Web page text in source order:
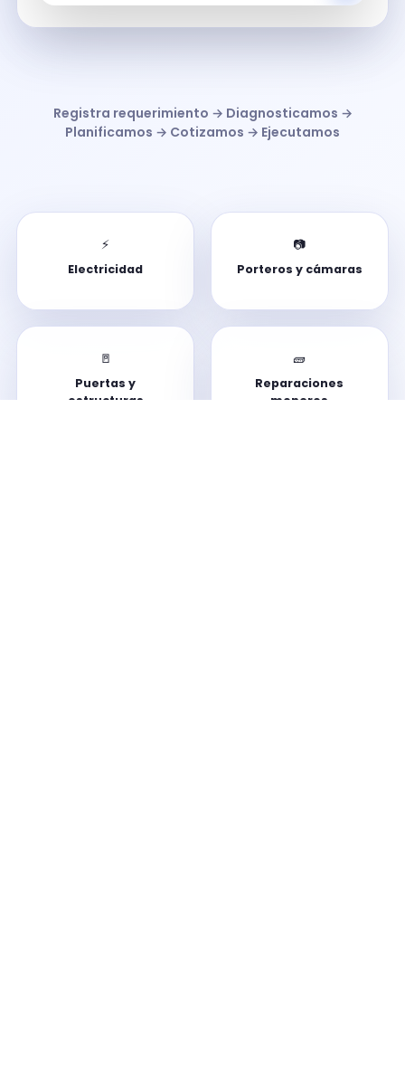
Registra requerimiento → Diagnosticamos →
Planificamos → Cotizamos → Ejecutamos
⚡
Electricidad
📷
Porteros y cámaras
🚪
Puertas y
estructuras
🧱
Reparaciones
menores